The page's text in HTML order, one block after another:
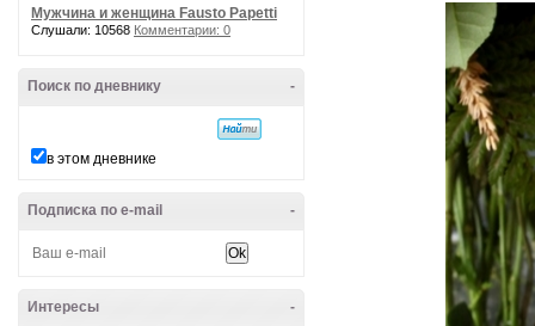
Мужчина и женщина Fausto Papetti
Слушали: 10568 Комментарии: 0
-
Поиск по дневнику
в этом дневнике
-
Подписка по e-mail
-
Интересы